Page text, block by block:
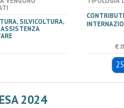
SILVICOLTURA,
ASSISTENZA
€
2024